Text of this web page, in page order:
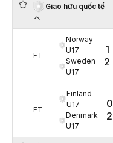
Giao hữu quốc tế
FT
Norway
U17
Sweden
U17
1
2
FT
Finland
U17
Denmark
U17
0
2